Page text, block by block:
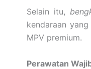
Selain itu,
kendaraan
MPV premium.
Perawatan